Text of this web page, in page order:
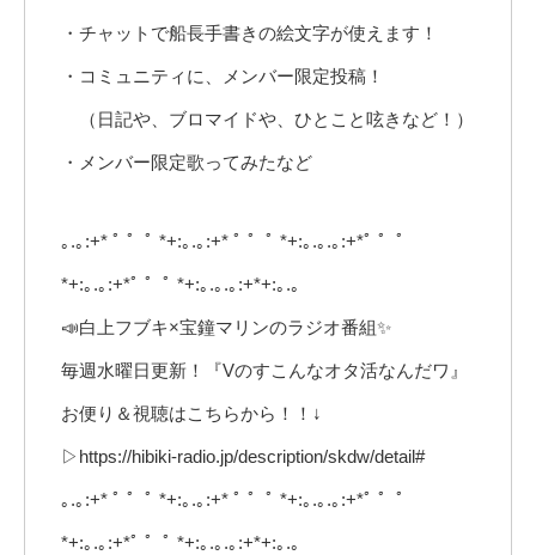
・チャットで船長手書きの絵文字が使えます！
・コミュニティに、メンバー限定投稿！
（日記や、ブロマイドや、ひとこと呟きなど！）
・メンバー限定歌ってみたなど
｡.｡:+* ﾟ ゜ﾟ *+:｡.｡:+* ﾟ ゜ﾟ *+:｡.｡.｡:+*ﾟ ゜ﾟ
*+:｡.｡:+*ﾟ ゜ﾟ *+:｡.｡.｡:+*+:｡.｡
📣白上フブキ×宝鐘マリンのラジオ番組✨
毎週水曜日更新！『Vのすこんなオタ活なんだワ』
お便り＆視聴はこちらから！！↓
▷https://hibiki-radio.jp/description/skdw/detail#
｡.｡:+* ﾟ ゜ﾟ *+:｡.｡:+* ﾟ ゜ﾟ *+:｡.｡.｡:+*ﾟ ゜ﾟ
*+:｡.｡:+*ﾟ ゜ﾟ *+:｡.｡.｡:+*+:｡.｡